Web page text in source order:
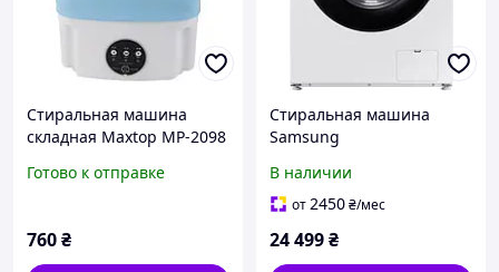
Стиральная машина
складная Maxtop MP-2098
1 кг Blue (3_07117)
Готово к отправке
760₴
Стиральная машина
Samsung
функцией пара, с
технологией EcoBubble, 8
В наличии
от2450₴/мес
24 499₴